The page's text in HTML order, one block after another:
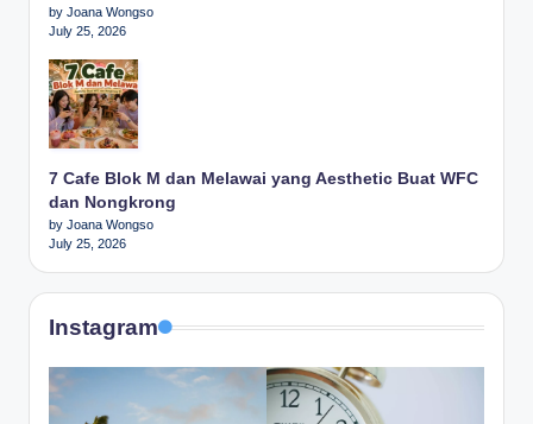
by Joana Wongso
July 25, 2026
7 Cafe Blok M dan Melawai yang Aesthetic Buat WFC
dan Nongkrong
by Joana Wongso
July 25, 2026
Instagram